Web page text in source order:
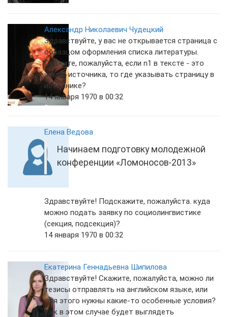
Александр Николаевич Чудецкий
Здравствуйте, у вас не открывается страница с
образцом оформления списка литературы.
Скажите, пожалуйста, если n1 в тексте - это
номер источника, то где указывать страницу в
источнике?
14 января 1970 в 00:32
Елена Ведова
Начинаем подготовку молодежной
конференции «Ломоносов-2013»
Здравствуйте! Подскажите, пожалуйста. куда
можно подать заявку по социолингвистике
(секция, подсекция)?
14 января 1970 в 00:32
Екатерина Геннадьевна Шипилова
Здравствуйте! Скажите, пожалуйста, можно ли
тезисы отправлять на английском языке, или
для этого нужны какие-то особенные условия?
Как в этом случае будет выглядеть